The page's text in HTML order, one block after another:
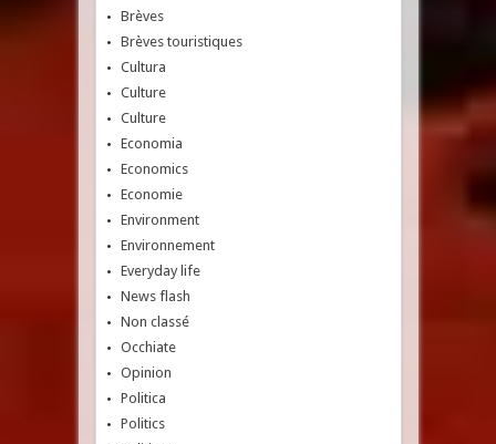
Brèves
Brèves touristiques
Cultura
Culture
Culture
Economia
Economics
Economie
Environment
Environnement
Everyday life
News flash
Non classé
Occhiate
Opinion
Politica
Politics